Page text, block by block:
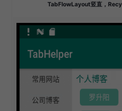
TabFlowLayout竖直，